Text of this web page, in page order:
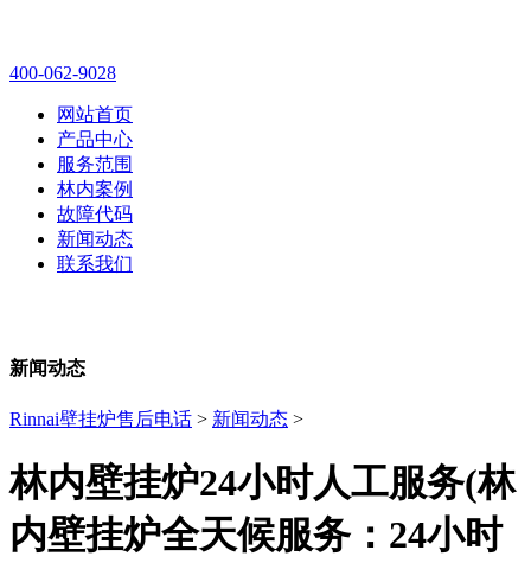
400-062-9028
网站首页
产品中心
服务范围
林内案例
故障代码
新闻动态
联系我们
新闻动态
Rinnai壁挂炉售后电话 > 新闻动态 >
林内壁挂炉24小时人工服务(林
内壁挂炉全天候服务：24小时